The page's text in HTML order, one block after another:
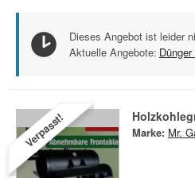
Dieses Angebot ist leider
Aktuelle Angebote:
Verpasst! Marke: Mr.